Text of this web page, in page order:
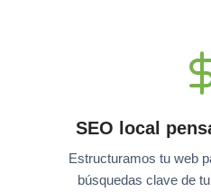
SEO local
Estructuramos tu web
búsquedas clave de